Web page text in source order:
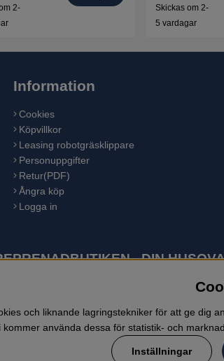
2-
Skickas om 2-
5 vardagar
Information
Cookies
Köpvillkor
Leasing robotgräsklippare
Personuppgifter
Retur(PDF)
Ångra köp
Logga in
- DIN
utomhusprodukter som skogsmaskiner och
och liknande lagringstekniker för att ge
använda dessa för statistik- och
Inställningar